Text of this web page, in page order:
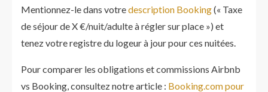
Mentionnez-le dans votredescription Booking(« Taxe
de séjour de X €/nuit/adulte à régler sur place ») et
tenez votre registre du logeur à jour pour ces nuitées.
Pour comparer les obligations et commissions Airbnb
vs Booking, consultez notre article : Booking.com pour